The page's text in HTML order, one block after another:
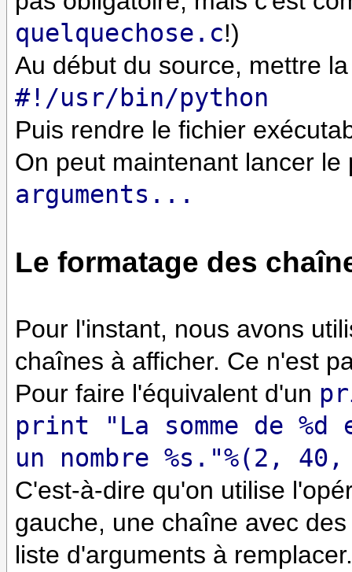
quelquechose.c!)
Au début du source, mettre
#!/usr/bin/python
Puis rendre le fichier
On peut maintenant lancer
arguments...
Le formatage des
Pour l'instant, nous avons
chaînes à afficher. Ce n'est
Pour faire l'équivalent d'un
print "La somme de
un nombre %s."%(2,
C'est-à-dire qu'on utilise
gauche, une chaîne avec
liste d'arguments à remplacer.